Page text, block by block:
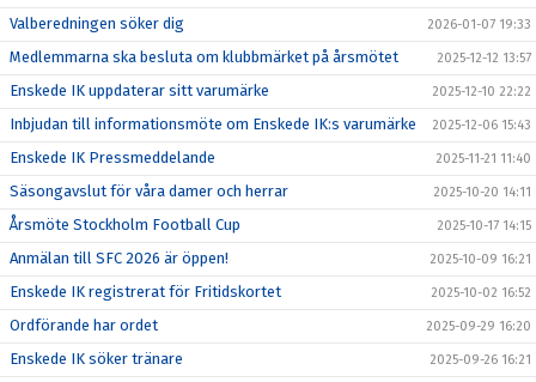
Valberedningen söker dig 2026-01-07 19:33
Medlemmarna ska besluta om klubbmärket på årsmötet 2025-12-12 13:57
Enskede IK uppdaterar sitt varumärke 2025-12-10 22:22
Inbjudan till informationsmöte om Enskede IK:s varumärke 2025-12-06 15:43
Enskede IK Pressmeddelande 2025-11-21 11:40
Säsongavslut för våra damer och herrar 2025-10-20 14:11
Årsmöte Stockholm Football Cup 2025-10-17 14:15
Anmälan till SFC 2026 är öppen! 2025-10-09 16:21
Enskede IK registrerat för Fritidskortet 2025-10-02 16:52
Ordförande har ordet 2025-09-29 16:20
Enskede IK söker tränare 2025-09-26 16:21